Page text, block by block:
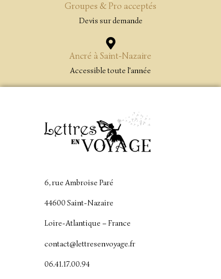
Groupes & Pro acceptés
Devis sur demande
Ancré à Saint-Nazaire
Accessible toute l'année
6, rue Ambroise Paré
44600 Saint-Nazaire
Loire-Atlantique – France
contact@lettresenvoyage.fr
06.41.17.00.94